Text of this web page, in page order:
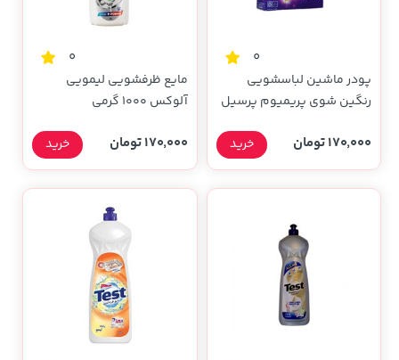
0
پودر ماشین لباسشویی
رنگین شوی پریمیوم پرسیل
170,000 تومان خرید
0
مایع ظرفشویی لیمویی
آلوکس 1000 گرمی
170,000 تومان خرید